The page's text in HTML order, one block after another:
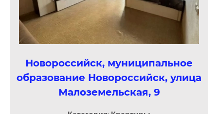
Новороссийск, муниципальное
образование Новороссийск, улица
Малоземельская, 9